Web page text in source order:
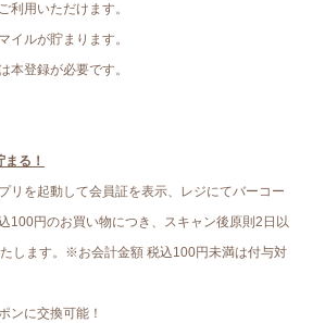
利用いただけます。
イルが貯まります。
登録が必要です。
る！
リを起動して会員証を表示、レジにてバーコー
100円のお買い物につき、スキャン後原則2日以
します。※お会計金額 税込100円未満は付与対
ンに交換可能！